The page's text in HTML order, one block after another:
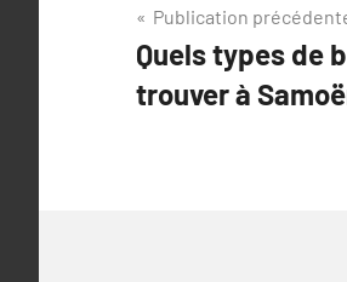
Navigation
de
l’article
Publication
Quels types de
trouver à